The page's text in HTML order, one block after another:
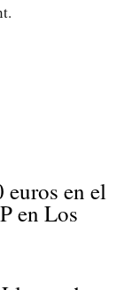
euros en el
en Los